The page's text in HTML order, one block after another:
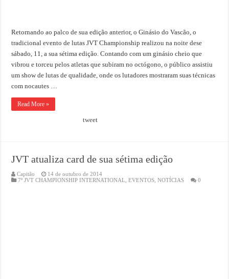
Retornando ao palco de sua edição anterior, o Ginásio do Vascão, o
tradicional evento de lutas JVT Championship realizou na noite dese
sábado, 11, a sua sétima edição. Contando com um ginásio cheio que
vibrou e torceu pelos atletas que subiram no octógono, o público assistiu
um show de lutas de qualidade, onde os lutadores mostraram suas técnicas
com nocautes …
Read More »
tweet
JVT atualiza card de sua sétima edição
Capitão
14 de outubro de 2014
7º JVT CHAMPIONSHIP INTERNATIONAL ,EVENTOS ,NOTÍCIAS 0